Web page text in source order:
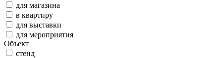
для магазина
в квартиру
для выставки
для мероприятия
Объект
стенд